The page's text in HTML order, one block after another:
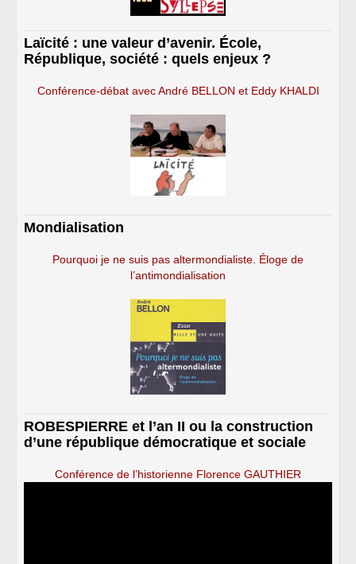
Laïcité : une valeur d’avenir. École,
République, société : quels enjeux ?
Conférence-débat avec André BELLON et Eddy KHALDI
Mondialisation
Pourquoi je ne suis pas altermondialiste. Éloge de
l’antimondialisation
ROBESPIERRE et l’an II ou la construction
d’une république démocratique et sociale
Conférence de l’historienne Florence GAUTHIER